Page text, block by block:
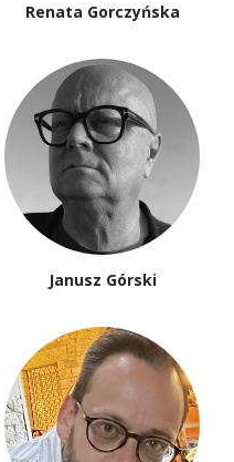
Renata Gorczyńska
Janusz Górski